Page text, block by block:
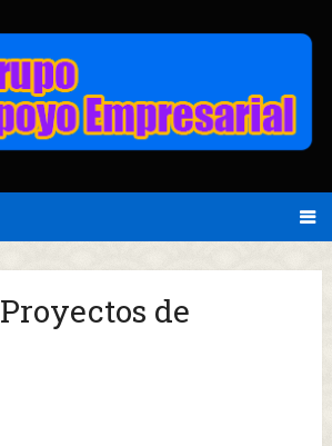
Proyectos de